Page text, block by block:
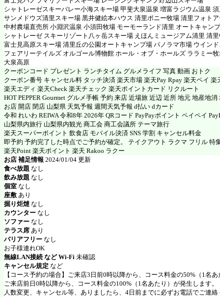
シャトレーゼスキーバレー小海スキー場 甲斐大泉温泉 増富ラジウム温泉
サンメドウズ清里スキー場 黒井健絵本ハウス 清里ポニー牧場 清里フォト
中村農場直売所 小淵沢温泉 小須田牧場 モーモーランド清里 オートキャン
シャトレーゼ スキーリゾート八ヶ岳スキー場 えほんミュージアム清里 清
富士見高原スキー場 清里丘の公園オートキャンプ場 パノラマ市場 ウイン
フェアリーテイルズ オルゴール博物館 ホール・オブ・ホールズ ララミー
大泉高原
クーポンコード プレゼント ランチタイム グルメライフ 写真 動画 おトク
クーポン番号 キャンセル料 タッチ決済 楽天市場 楽天Pay Rpay 楽天ペイ 楽
楽天エディ 楽天Check 楽天チェック 楽天ポイントカード リクルート
HOT PEPPER Gourmet グルメ手帳 予約 来店 近場旅 近辺 近所 地元 地産地
お店 開店 閉店 山梨県 天気予報 週間天気予報 d払い dカード
令和 れいわ REIWA 令和8年 2026年 QRコード PayPayポイント ペイペイ
山梨県内旅行 山梨県内観光 商工会 商工会議所 テーマ旅行
楽天スーパーポイント 飲食店 モバイル決済 SNS 学割 キャンセル料金
即予約 予約完了した時点でご予約が確定。 テイクアウト ラクマ フリル 特
楽天Point 楽天ポイント 楽天 Rakoo ラクー
お店 補足情報 2024/01/04 更新
食べ放題 なし
飲み放題 なし
個室 なし
座敷 あり
掘り炬燵 なし
カウンター なし
ソファー なし
テラス席 あり
バリアフリー なし
お子様連れOK
無線LAN接続 など Wi-Fi 未確認
キャンセル規定 など
【コース予約の場合】ご来店3日前0時以降から、コース料金の50%（1名
ご来店前日0時以降から、コース料金の100%（1名あたり）が発生します。
人数変更、キャンセル等、ありましたら、4日前までに必ずお電話でご連絡